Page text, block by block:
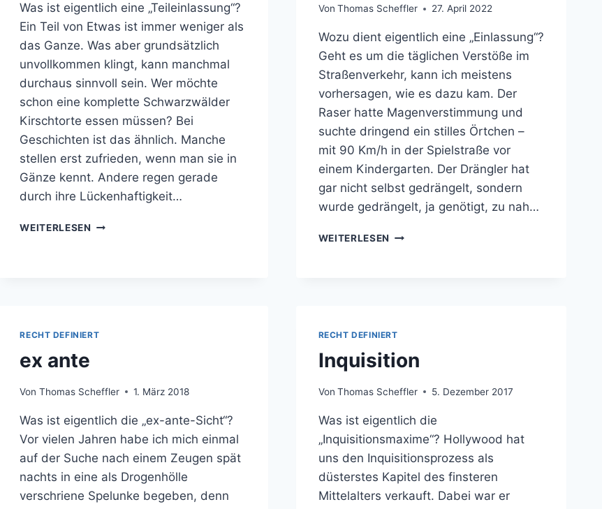
Was ist eigentlich eine „Teileinlassung“?
Ein Teil von Etwas ist immer weniger als
das Ganze. Was aber grundsätzlich
unvollkommen klingt, kann manchmal
durchaus sinnvoll sein. Wer möchte
schon eine komplette Schwarzwälder
Kirschtorte essen müssen? Bei
Geschichten ist das ähnlich. Manche
stellen erst zufrieden, wenn man sie in
Gänze kennt. Andere regen gerade
durch ihre Lückenhaftigkeit…
WEITERLESEN DIE
Von Thomas Scheffler 27. April 2022
Wozu dient eigentlich eine „Einlassung“?
Geht es um die täglichen Verstöße im
Straßenverkehr, kann ich meistens
vorhersagen, wie es dazu kam. Der
Raser hatte Magenverstimmung und
suchte dringend ein stilles Örtchen –
mit 90 Km/h in der Spielstraße vor
einem Kindergarten. Der Drängler hat
gar nicht selbst gedrängelt, sondern
wurde gedrängelt, ja genötigt, zu nah…
WEITERLESEN VERKEHRS-
RECHT DEFINIERT
ex ante
Von Thomas Scheffler 1. März 2018
Was ist eigentlich die „ex-ante-Sicht“?
Vor vielen Jahren habe ich mich einmal
auf der Suche nach einem Zeugen spät
nachts in eine als Drogenhölle
verschriene Spelunke begeben, denn
RECHT DEFINIERT
Inquisition
Von Thomas Scheffler 5. Dezember 2017
Was ist eigentlich die
„Inquisitionsmaxime“? Hollywood hat
uns den Inquisitionsprozess als
düsterstes Kapitel des finsteren
Mittelalters verkauft. Dabei war er